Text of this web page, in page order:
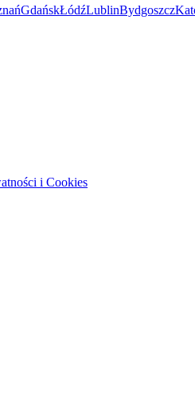
GdańskŁódźLublinBydgoszcz
i Cookies